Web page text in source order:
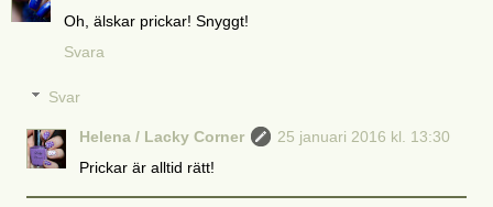
Oh, älskar prickar! Snyggt!
Svara
Svar
Helena / Lacky Corner
25 januari 2016 kl. 13:30
Prickar är alltid rätt!